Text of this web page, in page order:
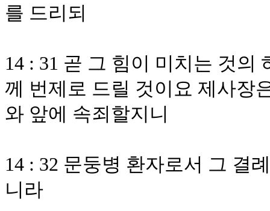
를 드리되
14 : 31 곧 그 힘이 미치는 것의
께 번제로 드릴 것이요 제사장
와 앞에 속죄할지니
14 : 32 문둥병 환자로서 그 결
니라